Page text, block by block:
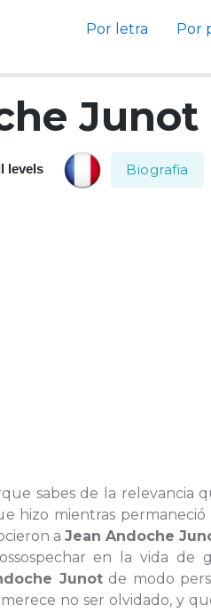
Por letra Por
Junot
levels Biografia
sabes de la relevancia
hizo mientras
aJean Andoche
en la vida de
Junotde modo
no ser olvidado, y